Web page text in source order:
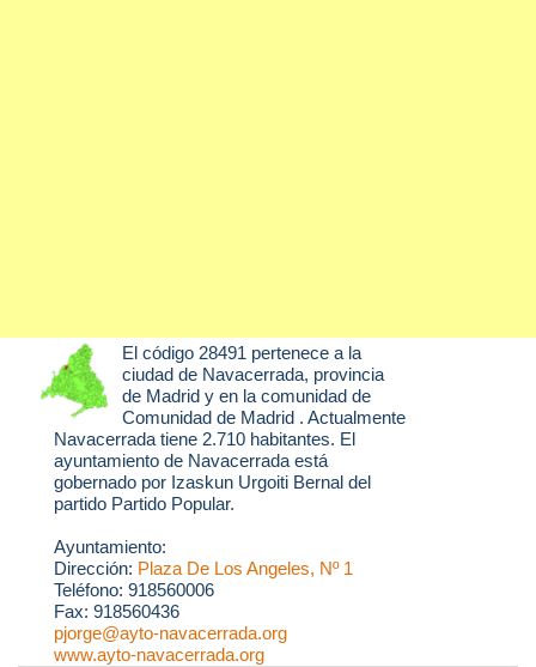
El código 28491 pertenece a la
ciudad de Navacerrada, provincia
de Madrid y en la comunidad de
Comunidad de Madrid . Actualmente
Navacerrada tiene 2.710 habitantes. El
ayuntamiento de Navacerrada está
gobernado por Izaskun Urgoiti Bernal del
partido Partido Popular.
Ayuntamiento:
Dirección: Plaza De Los Angeles, Nº 1
Teléfono: 918560006
Fax: 918560436
pjorge@ayto-navacerrada.org
www.ayto-navacerrada.org